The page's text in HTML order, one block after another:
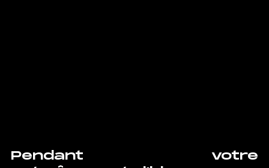
Pendant votre